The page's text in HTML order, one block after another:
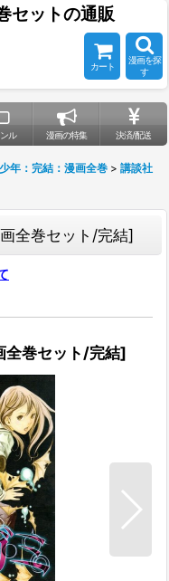
セットの通販
カート
漫画を探
す
ル 漫画の特集 決済/配送
少年：完結：漫画全巻 > 講談社
全巻セット/完結]
全巻セット/完結]